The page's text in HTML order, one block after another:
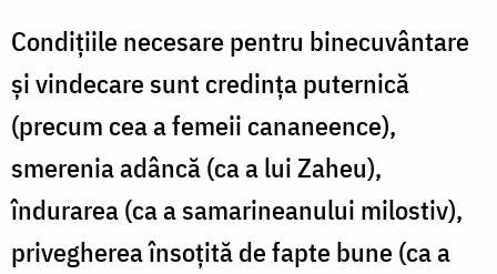
Condiţiile necesare pentru binecuvântare
şi vindecare sunt credinţa puternică
(precum cea a femeii cananeence),
smerenia adâncă (ca a lui Zaheu),
îndurarea (ca a samarineanului milostiv),
privegherea însoţită de fapte bune (ca a